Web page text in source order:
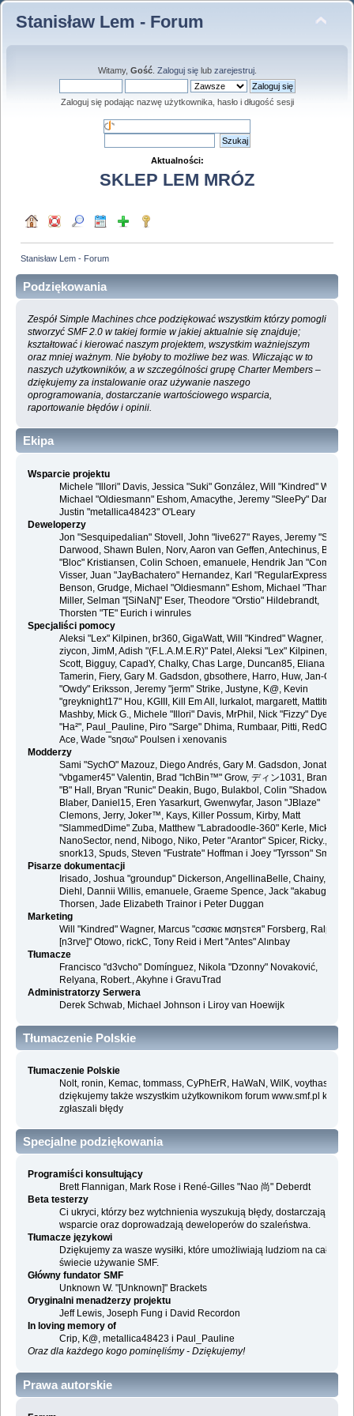
Stanisław Lem - Forum
Witamy, Gość. Zaloguj sięlub zarejestruj.
Zaloguj się podając nazwę użytkownika, hasło i długość sesji
Aktualności:
SKLEP LEM MRÓZ
Stanisław Lem - Forum
Podziękowania
Zespół Simple Machines chce podziękować wszystkim którzy pomogli
stworzyć SMF 2.0 w takiej formie w jakiej aktualnie się znajduje;
kształtować i kierować naszym projektem, wszystkim ważniejszym
oraz mniej ważnym. Nie byłoby to możliwe bez was. Wliczając w to
naszych użytkowników, a w szczególności grupę Charter Members –
dziękujemy za instalowanie oraz używanie naszego
oprogramowania, dostarczanie wartościowego wsparcia,
raportowanie błędów i opinii.
Ekipa
Wsparcie projektu
Michele "Illori" Davis, Jessica "Suki" González, Will "Kindred"
Michael "Oldiesmann" Eshom, Amacythe, Jeremy "SleePy" Darwood
Justin "metallica48423" O'Leary
Deweloperzy
Jon "Sesquipedalian" Stovell, John "live627" Rayes, Jeremy
Darwood, Shawn Bulen, Norv, Aaron van Geffen, Antechinus, Bjoern
"Bloc" Kristiansen, Colin Schoen, emanuele, Hendrik Jan "Compuart"
Visser, Juan "JayBachatero" Hernandez, Karl "RegularExpression"
Benson, Grudge, Michael "Oldiesmann" Eshom, Michael "Thantos"
Miller, Selman "[SiNaN]" Eser, Theodore "Orstio" Hildebrandt,
Thorsten "TE" Eurich i winrules
Specjaliści pomocy
Aleksi "Lex" Kilpinen, br360, GigaWatt, Will "Kindred" Wagner, Steve,
ziycon, JimM, Adish "(F.L.A.M.E.R)" Patel, Aleksi "Lex" Kilpinen, Ben
Scott, Bigguy, CapadY, Chalky, Chas Large, Duncan85, Eliana
Tamerin, Fiery, Gary M. Gadsdon, gbsothere, Harro, Huw, Jan-Olof
"Owdy" Eriksson, Jeremy "jerm" Strike, Justyne, K@, Kevin
"greyknight17" Hou, KGIII, Kill Em All, lurkalot, margarett, Mattitude,
Mashby, Mick G., Michele "Illori" Davis, MrPhil, Nick "Fizzy" Dyer, Nick
"Ha²", Paul_Pauline, Piro "Sarge" Dhima, Rumbaar, Pitti, RedOne, S-
Ace, Wade "sησω" Poulsen i xenovanis
Modderzy
Sami "SychO" Mazouz, Diego Andrés, Gary M. Gadsdon, Jonathan
"vbgamer45" Valentin, Brad "IchBin™" Grow, ディン1031, Brannon
"B" Hall, Bryan "Runic" Deakin, Bugo, Bulakbol, Colin "Shadow82x"
Blaber, Daniel15, Eren Yasarkurt, Gwenwyfar, Jason "JBlaze"
Clemons, Jerry, Joker™, Kays, Killer Possum, Kirby, Matt
"SlammedDime" Zuba, Matthew "Labradoodle-360" Kerle, Mick.,
NanoSector, nend, Nibogo, Niko, Peter "Arantor" Spicer, Ricky.,
snork13, Spuds, Steven "Fustrate" Hoffman i Joey "Tyrsson" Smith
Pisarze dokumentacji
Irisado, Joshua "groundup" Dickerson, AngellinaBelle, Chainy,
Diehl, Dannii Willis, emanuele, Graeme Spence, Jack "akabugeyes"
Thorsen, Jade Elizabeth Trainor i Peter Duggan
Marketing
Will "Kindred" Wagner, Marcus "cσσкιє мσηѕтєя" Forsberg, Ralph "
[n3rve]" Otowo, rickC, Tony Reid i Mert "Antes" Alınbay
Tłumacze
Francisco "d3vcho" Domínguez, Nikola "Dzonny" Novaković,
Relyana, Robert., Akyhne i GravuTrad
Administratorzy Serwera
Derek Schwab, Michael Johnson i Liroy van Hoewijk
Tłumaczenie Polskie
Tłumaczenie Polskie
Nolt, ronin, Kemac, tommass, CyPhErR, HaWaN, WilK, voythas i
dziękujemy także wszystkim użytkownikom forum www.smf.pl którzy
zgłaszali błędy
Specjalne podziękowania
Programiści konsultujący
Brett Flannigan, Mark Rose i René-Gilles "Nao 尚" Deberdt
Beta testerzy
Ci ukryci, którzy bez wytchnienia wyszukują błędy, dostarczają
wsparcie oraz doprowadzają deweloperów do szaleństwa.
Tłumacze językowi
Dziękujemy za wasze wysiłki, które umożliwiają ludziom na całym
świecie używanie SMF.
Główny fundator SMF
Unknown W. "[Unknown]" Brackets
Oryginalni menadżerzy projektu
Jeff Lewis, Joseph Fung i David Recordon
In loving memory of
Crip, K@, metallica48423 i Paul_Pauline
Oraz dla każdego kogo pominęliśmy - Dziękujemy!
Prawa autorskie